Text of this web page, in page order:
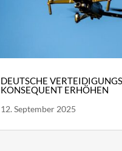
DEUTSCHE
KONSEQUENT ERHÖHEN
12. September 2025